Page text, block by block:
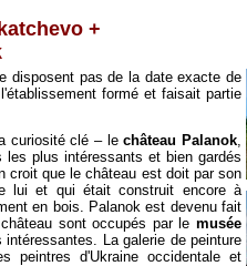
o +
disposent pas de la date exacte de
formé et faisait partie
curiosité clé – lechâteau Palanok,
les plus intéressants et bien gardés
croit que le château est doit par son
lui et qui était construit encore à
en bois. Palanok est devenu fait
sont occupés par lemusée
La galerie de peinture
peintres d'Ukraine occidentale et